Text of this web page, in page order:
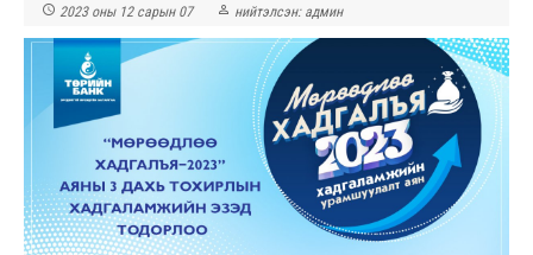
 2023 оны 12 сарын 07  нийтэлсэн: админ